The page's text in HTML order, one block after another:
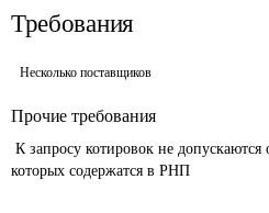
Требования
Несколько поставщиков
Прочие требования
которых содержатся в РНП